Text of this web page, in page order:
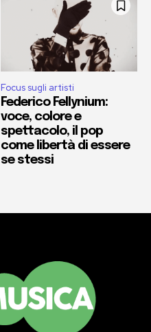
Focus sugli artisti
Federico Fellynium:
voce, colore e
spettacolo, il pop
come libertà di essere
se stessi